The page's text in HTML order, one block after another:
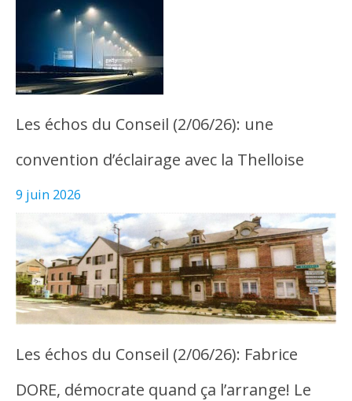
Les échos du Conseil (2/06/26): une
convention d’éclairage avec la Thelloise
9 juin 2026
Les échos du Conseil (2/06/26): Fabrice
DORE, démocrate quand ça l’arrange! Le